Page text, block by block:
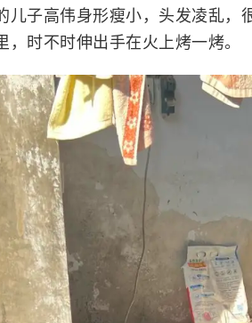
儿子高伟身形瘦小，头发凌乱，
，时不时伸出手在火上烤一烤。